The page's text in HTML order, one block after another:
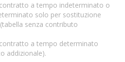
a tempo indeterminato o
solo per sostituzione
senza contributo
a tempo determinato
addizionale).